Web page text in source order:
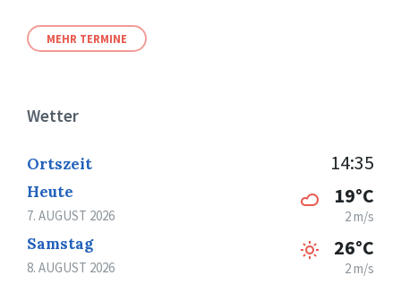
MEHR TERMINE
Wetter
Ortszeit 14:35
Heute
7. AUGUST 2026
19°C
2 m/s
Samstag
8. AUGUST 2026
26°C
2 m/s